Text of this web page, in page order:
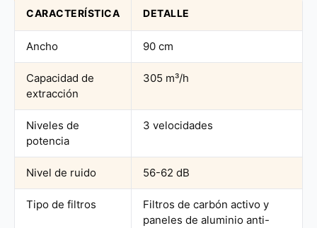
CARACTERÍSTICA DETALLE
Ancho 90 cm
Capacidad de
extracción
305 m³/h
Niveles de
potencia
3 velocidades
Nivel de ruido 56-62 dB
Tipo de filtros
Filtros de carbón activo y
paneles de aluminio anti-